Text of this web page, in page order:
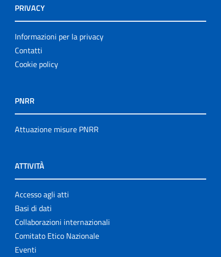
PRIVACY
Informazioni per la privacy
Contatti
Cookie policy
PNRR
Attuazione misure PNRR
ATTIVITÀ
Accesso agli atti
Basi di dati
Collaborazioni internazionali
Comitato Etico Nazionale
Eventi